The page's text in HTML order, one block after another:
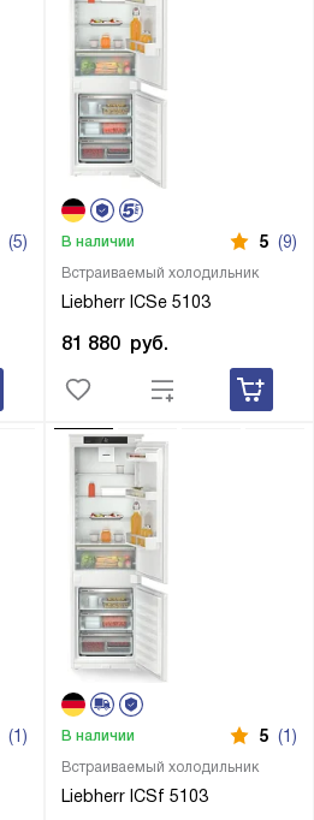
(5)
Встраиваемый холодильник
Liebherr ICSe 5103
В наличии 5 (9)
81 880 руб.
(1)
Встраиваемый холодильник
Liebherr ICSf 5103
В наличии 5 (1)